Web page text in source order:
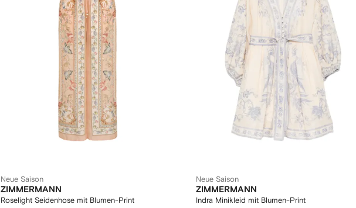
Neue Saison
ZIMMERMANN
Roselight Seidenhose mit Blumen-Print
Neue Saison
ZIMMERMANN
Indra Minikleid mit Blumen-Print